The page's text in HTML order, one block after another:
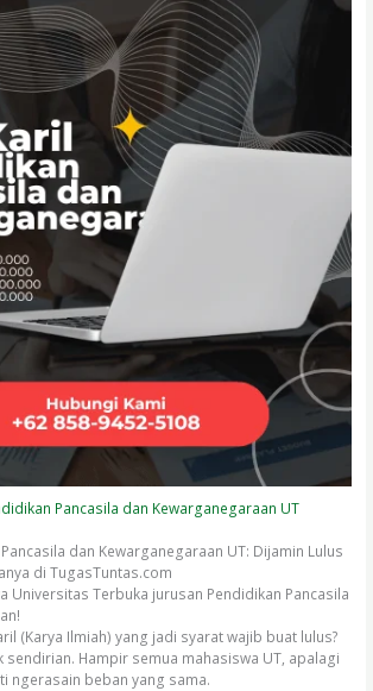
Pancasila dan Kewarganegaraan UT
dan Kewarganegaraan UT: Dijamin Lulus
di TugasTuntas.com
Universitas Terbuka jurusan Pendidikan Pancasila
(Karya Ilmiah) yang jadi syarat wajib buat lulus?
sendirian. Hampir semua mahasiswa UT, apalagi
ngerasain beban yang sama.